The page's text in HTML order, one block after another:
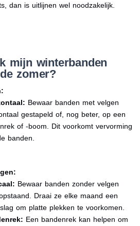
dan is uitlijnen wel noodzakelijk.
mijn winterbanden
zomer?
Bewaar banden met velgen
gestapeld of, nog beter, op een
of -boom. Dit voorkomt vervorming
banden.
Bewaar banden zonder velgen
Draai ze elke maand een
om platte plekken te voorkomen.
Een bandenrek kan helpen om